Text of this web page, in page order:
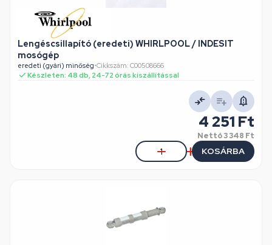
Lengéscsillapító (eredeti) WHIRLPOOL / INDESIT
mosógép
eredeti (gyári) minőség•Cikkszám: C00508666
Készleten: 48 db, 24-72 órás kiszállítással
4 251 Ft
Nettó3 348 Ft
KOSÁRBA